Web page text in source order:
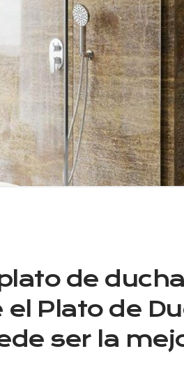
de ducha
Plato de
ser la
ofertas y